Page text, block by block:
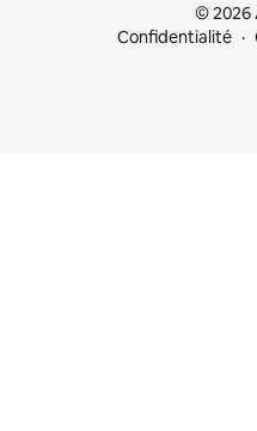
© 2026
Confidentialité